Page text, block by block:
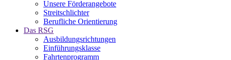
Unsere Förderangebote
Streitschlichter
Berufliche Orientierung
Das RSG
Ausbildungsrichtungen
Einführungsklasse
Fahrtenprogramm